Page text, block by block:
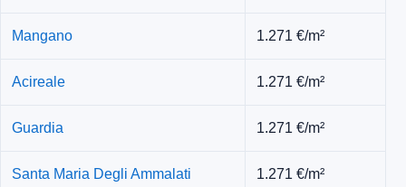
Mangano 1.271 €/m²
Acireale 1.271 €/m²
Guardia 1.271 €/m²
Santa Maria Degli Ammalati 1.271 €/m²